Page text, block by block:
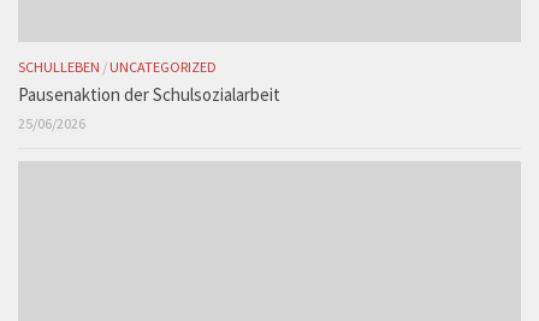
SCHULLEBEN / UNCATEGORIZED
Pausenaktion der Schulsozialarbeit
25/06/2026